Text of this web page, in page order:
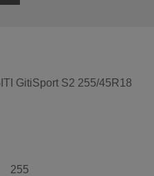
GitiSport S2 255/45R18
255